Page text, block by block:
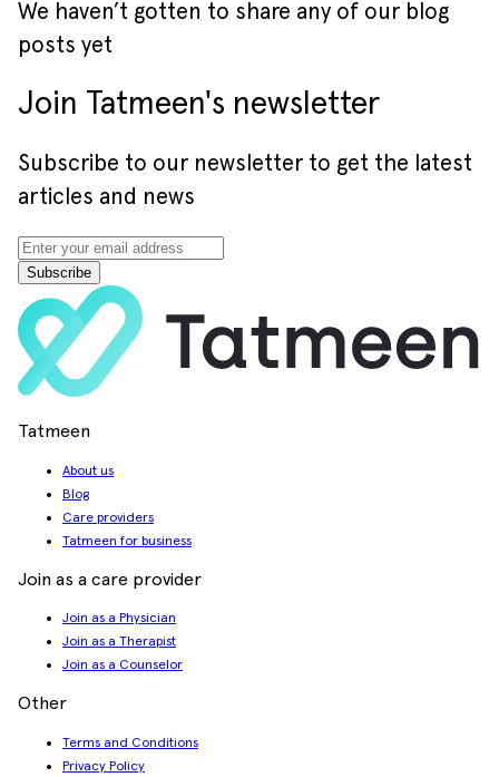
We haven’t gotten to share any of our blog
posts yet
Join Tatmeen's newsletter
Subscribe to our newsletter to get the latest
articles and news
Subscribe
Tatmeen
About us
Blog
Care providers
Tatmeen for business
Join as a care provider
Join as a Physician
Join as a Therapist
Join as a Counselor
Other
Terms and Conditions
Privacy Policy